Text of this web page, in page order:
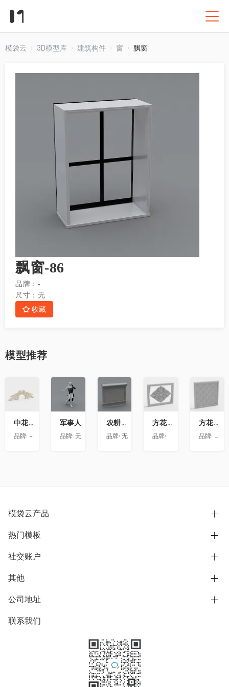
模袋云 3D模型库 建筑构件 窗 飘窗
飘窗-86
品牌： -
尺寸： 无
收藏
模型推荐
藏
中花-12
品牌: -
收
藏
军事人
品牌:无
收
农耕文化墙
品牌: 无
收
藏
方花-020
品牌:
精品材质
收
方花-055
品牌:
精品
模袋云产品
别墅设计营销
模型协同展示分享
别墅社区
别墅模板
热门模板
欧式别墅
中式别墅
日式别墅
社交账户
B站
抖音
微信公众号
其他
用户服务协议
隐私政策
公司地址
上海市浦东新区东方路1215-1217号
联系我们